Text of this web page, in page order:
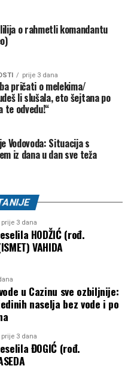
uz obalu Une, podrže
dobroj atmosferi i
najvećih prirodnih bisera
Share
o rahmetli komandantu
prije 3 dana
pričati o melekima/
li slušala, eto šejtana po
te odvedu!“
Vodovoda: Situacija s
iz dana u dan sve teža
prije 3 dana
HODŽIĆ (rođ.
VAHIDA
u Cazinu sve ozbiljnije:
naselja bez vode i po
prije 3 dana
ĐOGIĆ (rođ.